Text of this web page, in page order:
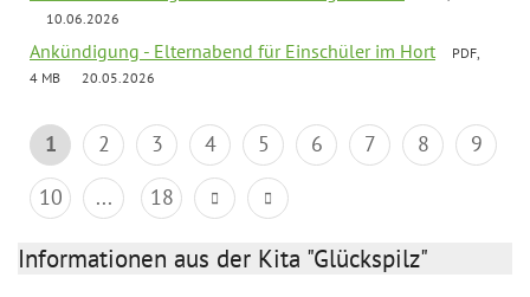
10.06.2026
Ankündigung - Elternabend für Einschüler im Hort
PDF,
4 MB
20.05.2026
1 2 3 4 5 6 7 8
9
10
... 18
Informationen aus der Kita "Glückspilz"